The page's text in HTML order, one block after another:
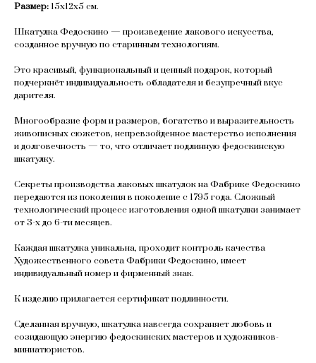
Размер: 15х12х5 см.
Шкатулка Федоскино — произведение лакового искусства,
созданное вручную по старинным технологиям.
Это красивый, функциональный и ценный подарок, который
подчеркнёт индивидуальность обладателя и безупречный вкус
дарителя.
Многообразие форм и размеров, богатство и выразительность
живописных сюжетов, непревзойденное мастерство исполнения
и долговечность — то, что отличает подлинную федоскинскую
шкатулку.
Секреты производства лаковых шкатулок на Фабрике Федоскино
передаются из поколения в поколение с 1795 года. Сложный
технологический процесс изготовления одной шкатулки занимает
от 3-х до 6-ти месяцев.
Каждая шкатулка уникальна, проходит контроль качества
Художественного совета Фабрики Федоскино, имеет
индивидуальный номер и фирменный знак.
К изделию прилагается сертификат подлинности.
Сделанная вручную, шкатулка навсегда сохраняет любовь и
созидающую энергию федоскинских мастеров и художников-
миниатюристов.